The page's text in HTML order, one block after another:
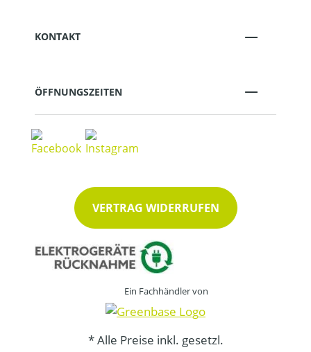
KONTAKT
ÖFFNUNGSZEITEN
VERTRAG WIDERRUFEN
Ein Fachhändler von
* Alle Preise inkl. gesetzl.